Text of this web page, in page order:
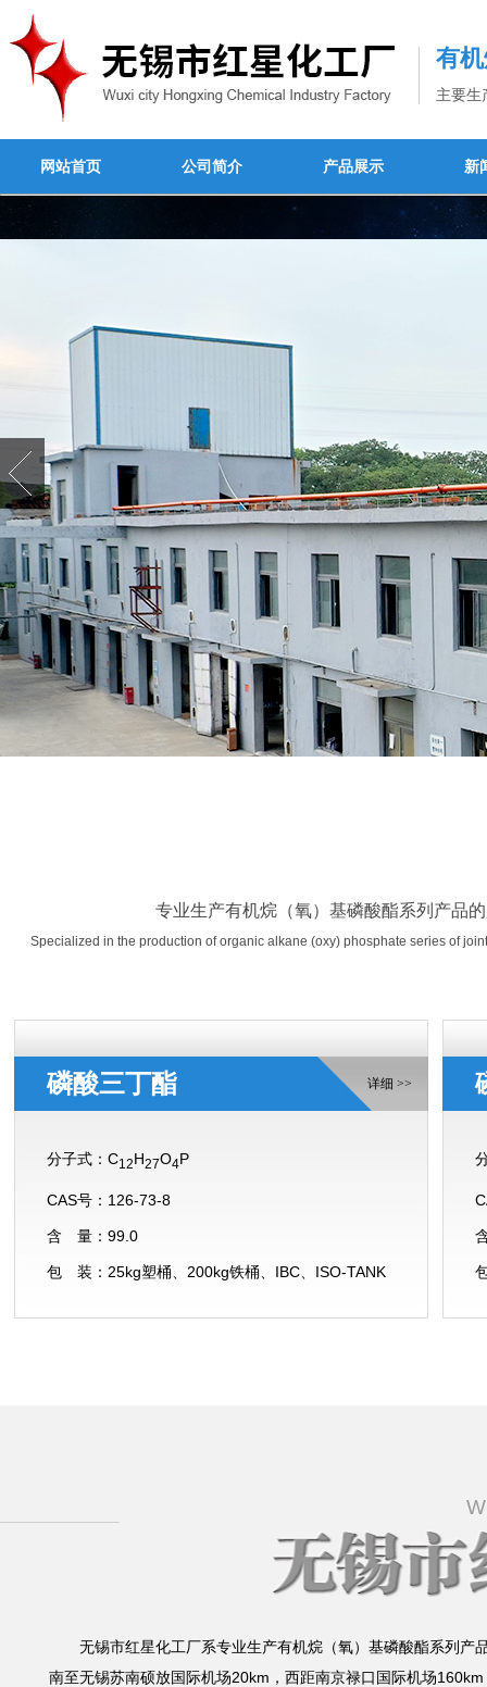
有
主要生
网站首页 公司简介 产品展示 新
专业生产有机烷（氧）基磷酸酯系列产品
Specialized in the production of organic alkane (oxy) phosphate series of
磷酸三丁酯 详细 >>
分子式：C12H27O4P
CAS号：126-73-8
含 量：99.0
包 装：25kg塑桶、200kg铁桶、IBC、ISO-TANK
无锡市红星化工厂系专业生产有机烷（氧）基磷酸酯系列
南至无锡苏南硕放国际机场20km，西距南京禄口国际机场